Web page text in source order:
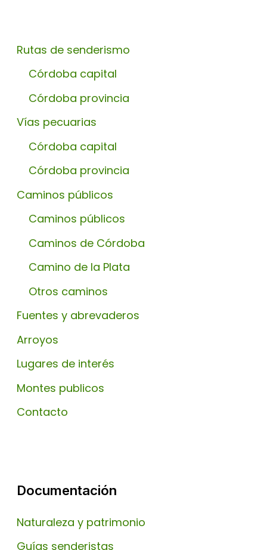
Rutas de senderismo
Córdoba capital
Córdoba provincia
Vías pecuarias
Córdoba capital
Córdoba provincia
Caminos públicos
Caminos públicos
Caminos de Córdoba
Camino de la Plata
Otros caminos
Fuentes y abrevaderos
Arroyos
Lugares de interés
Montes publicos
Contacto
Documentación
Naturaleza y patrimonio
Guías senderistas